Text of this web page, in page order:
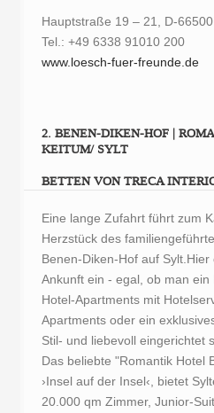
Hauptstraße 19 – 21, D-
Tel.: +49 6338 91010 200
www.loesch-fuer-freunde.de
2. BENEN-DIKEN-HOF |
KEITUM/ SYLT
BETTEN VON TRECA
Eine lange Zufahrt führt zum
Herzstück des
Benen-Diken-Hof auf
Ankunft ein - egal, ob man
Hotel-Apartments mit
Apartments oder ein
Stil- und liebevoll eingerichtet
Das beliebte "Romantik Hotel
›Insel auf der Insel‹, bietet
20.000 qm Zimmer, Junior-